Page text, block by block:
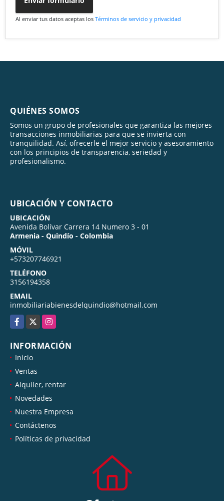
Al enviar tus datos aceptas los Términos de servicio y privacidad
QUIÉNES SOMOS
Somos un grupo de profesionales que garantiza las mejores
transacciones inmobiliarias para que se invierta con
tranquilidad. Así, ofrecerle el mejor servicio y asesoramiento
con los principios de transparencia, seriedad y
profesionalismo.
UBICACIÓN Y CONTACTO
UBICACIÓN
Avenida Bolívar Carrera 14 Numero 3 - 01
Armenia - Quindío - Colombia
MÓVIL
+573207746921
TELÉFONO
3156194358
EMAIL
inmobiliariabienesdelquindio@hotmail.com
Facebook
X Instagram
INFORMACIÓN
Inicio
Ventas
Alquiler, rentar
Novedades
Nuestra Empresa
Contáctenos
Políticas de privacidad